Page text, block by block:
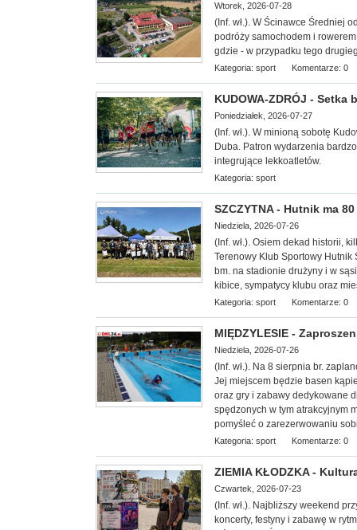
Wtorek, 2026-07-28
(Inf. wł.). W Ścinawce Średniej
podróży samochodem i
gdzie - w przypadku tego
Kategoria: sport Komentarze: 0
KUDOWA-ZDRÓJ -
Poniedziałek, 2026-07-27
(Inf. wł.). W minioną sobotę
Duba. Patron wydarzenia
integrujące lekkoatletów.
Kategoria: sport
SZCZYTNA - Hutnik ma
Niedziela, 2026-07-26
(Inf. wł.). Osiem dekad historii,
Terenowy Klub Sportowy Hutnik
bm. na stadionie drużyny i w
kibice, sympatycy klubu oraz
Kategoria: sport Komentarze: 0
MIĘDZYLESIE -
Niedziela, 2026-07-26
(Inf. wł.). Na 8 sierpnia br.
Jej miejscem będzie basen
oraz gry i zabawy dedykowane
spędzonych w tym atrakcyjnym
pomyśleć o zarezerwowaniu
Kategoria: sport Komentarze: 0
ZIEMIA KŁODZKA -
Czwartek, 2026-07-23
(Inf. wł.). Najbliższy weekend
koncerty, festyny i zabawę w